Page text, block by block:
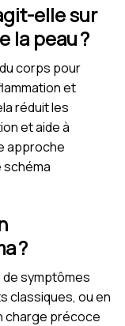
elle sur
la peau ?
corps pour
et
réduit les
et aide à
approche
?
de symptômes
classiques, ou en
charge précoce